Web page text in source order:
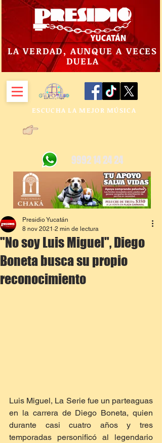
LA VERDAD, AUNQUE A VECES
DUELA
ESCUCHA LA MEJOR MÚSICA
9992 14 24 24
"No soy Luis Miguel", Diego
Boneta busca su propio
reconocimiento
Presidio Yucatán
8 nov 2021 2 min de lectura
Luis Miguel, La Serie fue un parteaguas
en la carrera de Diego Boneta, quien
durante casi cuatro años y tres
temporadas personificó al legendario